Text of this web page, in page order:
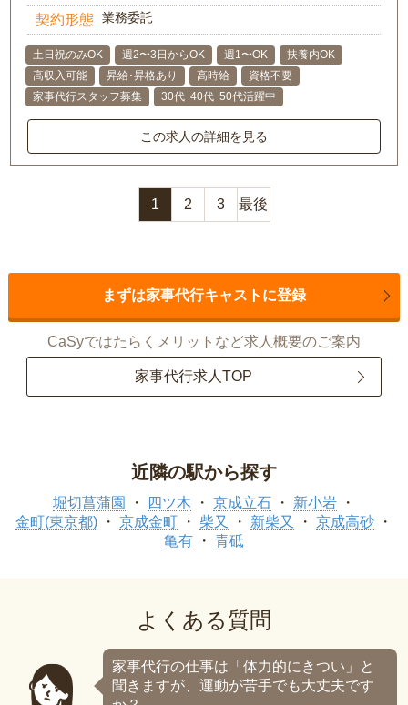
契約形態 業務委託
土日祝のみOK 週2〜3日からOK 週1〜OK
扶養内OK
高収入可能
昇給･昇格あり 高時給
資格不要
家事代行スタッフ募集
30代･40代･50代活躍中
この求人の詳細を見る
1 2 3 最後
まずは家事代行キャストに登録
CaSyではたらくメリットなど求人概要のご案内
家事代行求人TOP
近隣の駅から探す
堀切菖蒲園 四ツ木 京成立石
新小岩
金町(東京都)
京成金町 柴又 新柴又
京成高砂
亀有
青砥
よくある質問
家事代行の仕事は「体力的にきつい」と
聞きますが、運動が苦手でも大丈夫です